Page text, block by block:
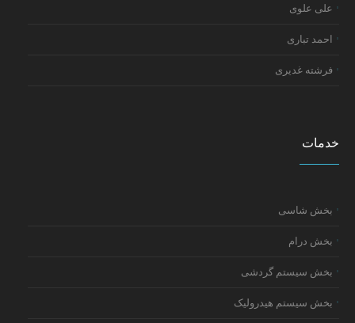
علی علوی
احمد تباری
فرشته غدیری
خدمات
بخش شاسی
بخش درام
بخش سیستم گردشی
بخش سیستم هیدرولیک